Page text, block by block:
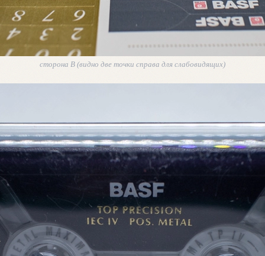
сторона В (видно две точки справа для слабовидящих)